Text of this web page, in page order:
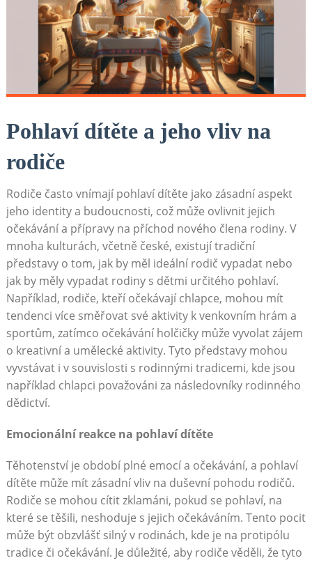
Pohlaví dítěte a jeho vliv na
rodiče
Rodiče často vnímají pohlaví dítěte jako zásadní aspekt
jeho identity a budoucnosti, což může ovlivnit jejich
očekávání a přípravy na příchod nového člena rodiny. V
mnoha kulturách, včetně české, existují tradiční
představy o tom, jak by měl ideální rodič vypadat nebo
jak by měly vypadat rodiny s dětmi určitého pohlaví.
Například, rodiče, kteří očekávají chlapce, mohou mít
tendenci více směřovat své aktivity k venkovním hrám a
sportům, zatímco očekávání holčičky může vyvolat zájem
o kreativní a umělecké aktivity. Tyto představy mohou
vyvstávat i v souvislosti s rodinnými tradicemi, kde jsou
například chlapci považováni za následovníky rodinného
dědictví.
Emocionální reakce na pohlaví dítěte
Těhotenství je období plné emocí a očekávání, a pohlaví
dítěte může mít zásadní vliv na duševní pohodu rodičů.
Rodiče se mohou cítit zklamáni, pokud se pohlaví, na
které se těšili, neshoduje s jejich očekáváním. Tento pocit
může být obzvlášť silný v rodinách, kde je na protipólu
tradice či očekávání. Je důležité, aby rodiče věděli, že tyto